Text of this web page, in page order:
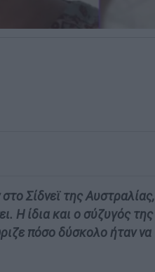
Σίδνεϊ της Αυστραλίας,
Η ίδια και ο σύζυγός της
πόσο δύσκολο ήταν να